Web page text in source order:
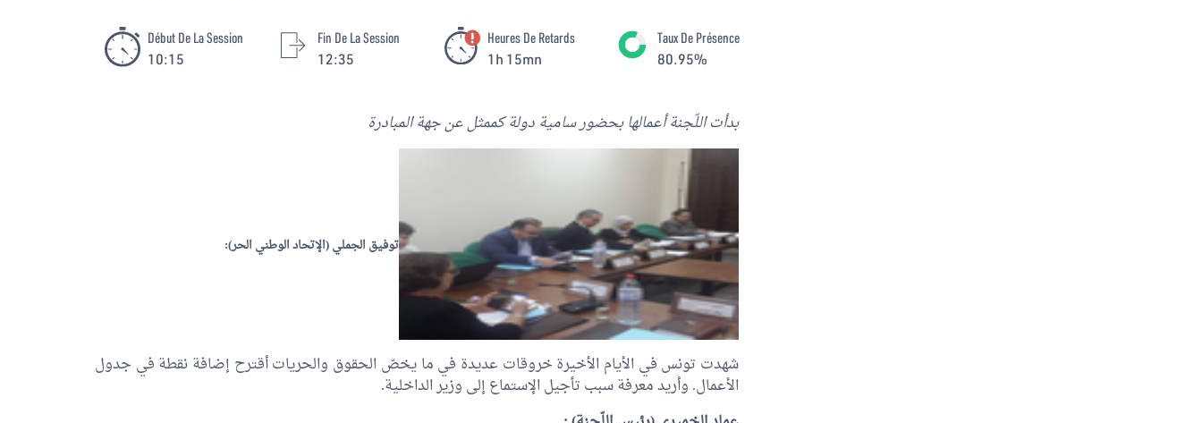
Début De La Session
10:15
Fin De La Session
12:35
Heures De Retards
1h 15mn
Taux De Présence
80.95%
بدأت اللّجنة أعمالها بحضور سامية دولة كممثل عن جهة المبادرة
توفيق الجملي(الإتحاد الوطني الحر):
شهدت تونس في الأيام الأخيرة خروقات عديدة في ما يخصّ الحقوق والحريات أقترح إضافة نقطة في جدول
الأعمال. وأريد معرفة سبب تأجيل الإستماع إلى وزير الداخلية.